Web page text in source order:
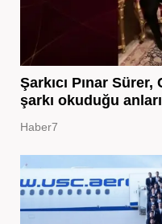
Şarkıcı Pınar
şarkı okuduğu
Haber7